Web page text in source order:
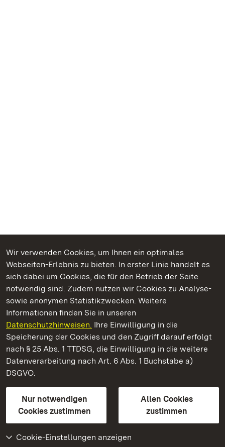
Wir verwenden Cookies, um Ihnen ein optimales
Webseiten-Erlebnis zu bieten. In erster Linie handelt es
sich dabei um Cookies, die für den Betrieb der Seite
notwendig sind. Zudem nutzen wir Cookies zu Analyse-
sowie anonymen Statistikzwecken. Weitere
Informationen finden Sie in unseren
Datenschutzhinweisen. Ihre Einwilligung in die
Speicherung der Cookies und den Zugriff darauf erfolgt
nach § 25 Abs. 1 TTDSG, die Einwilligung in die weitere
Datenverarbeitung nach Art. 6 Abs. 1 Buchstabe a)
DSGVO.
Nur notwendigen
Cookies zustimmen
Allen Cookies
zustimmen
Cookie-Einstellungen anzeigen
Kommen. Staunen. Genießen.
Staatliche Schlösser und Gärten Baden‑Württemberg
Staatliche Schlösser und Gärten Baden-Württemberg
Kontakt
GebärdenspracheLeichte Sprache
Erklärung zur Barrierefreiheit
BITV-konform (geprüfte Seiten)
Weiteres